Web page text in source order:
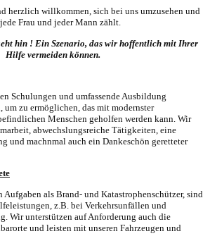
herzlich willkommen, sich bei uns umzusehen und
Frau und jeder Mann zählt.
hin ! Ein Szenario, das wir hoffentlich mit Ihrer
Hilfe vermeiden können.
Schulungen und umfassende Ausbildung
um zu ermöglichen, das mit modernster
Menschen geholfen werden kann. Wir
abwechslungsreiche Tätigkeiten, eine
und machnmal auch ein Dankeschön geretteter
Aufgaben als Brand- und Katastrophenschützer, sind
z.B. bei Verkehrsunfällen und
Wir unterstützen auf Anforderung auch die
und leisten mit unseren Fahrzeugen und